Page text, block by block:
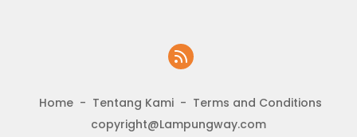
Home Tentang Kami
Terms and Conditions
copyright@Lampungway.com